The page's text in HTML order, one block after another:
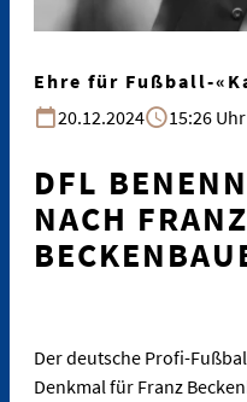
Ehre für Fußball-
20.12.2024
15:26 Uhr
DFL
NACH FRANZ
Der deutsche Profi-
Denkmal für Franz